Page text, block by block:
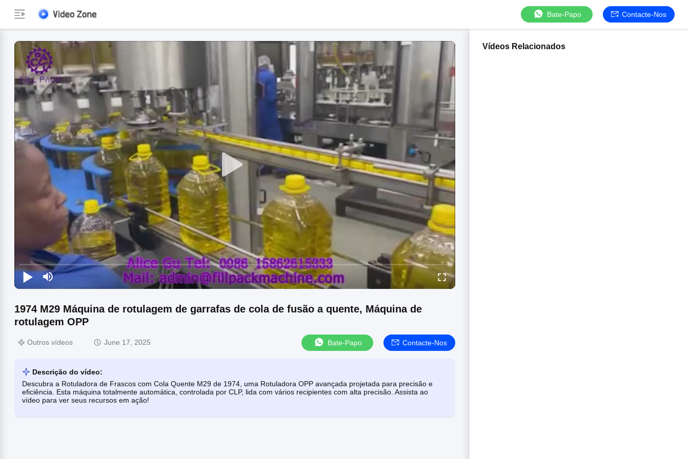
Bate-Papo Contacte-Nos
1974 M29 Máquina de rotulagem de garrafas de cola de fusão a quente, Máquina de
rotulagem OPP
Outros vídeos June 17, 2025 Bate-Papo Contacte-Nos
Descrição do vídeo:
Descubra a Rotuladora de Frascos com Cola Quente M29 de 1974, uma Rotuladora OPP avançada projetada para precisão e
eficiência. Esta máquina totalmente automática, controlada por CLP, lida com vários recipientes com alta precisão. Assista ao
vídeo para ver seus recursos em ação!
Vídeos Relacionados